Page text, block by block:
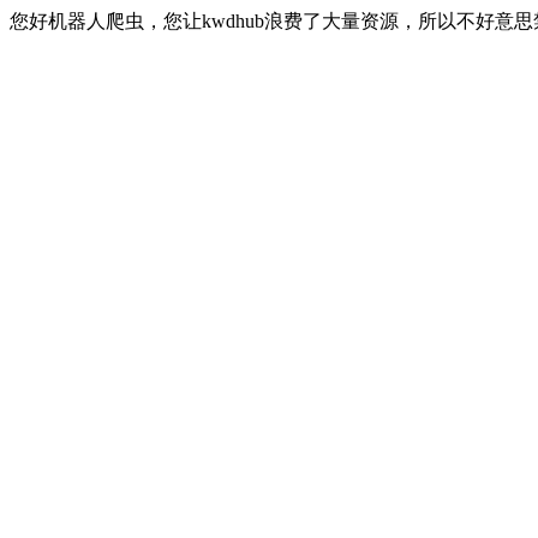
您好机器人爬虫，您让kwdhub浪费了大量资源，所以不好意思